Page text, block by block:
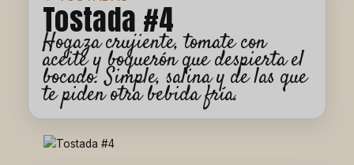
Tostada #4
Hogaza crujiente, tomate con
aceite y boquerón que despierta el
bocado. Simple, salina y de las que
te piden otra bebida fría.